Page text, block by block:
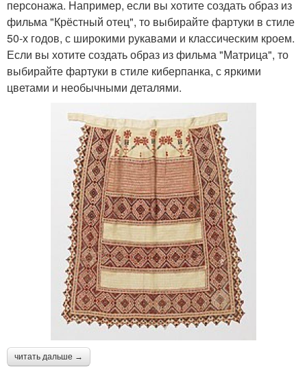
персонажа. Например, если вы хотите создать образ из
фильма "Крёстный отец", то выбирайте фартуки в стиле
50-х годов, с широкими рукавами и классическим кроем.
Если вы хотите создать образ из фильма "Матрица", то
выбирайте фартуки в стиле киберпанка, с яркими
цветами и необычными деталями.
читать дальше →